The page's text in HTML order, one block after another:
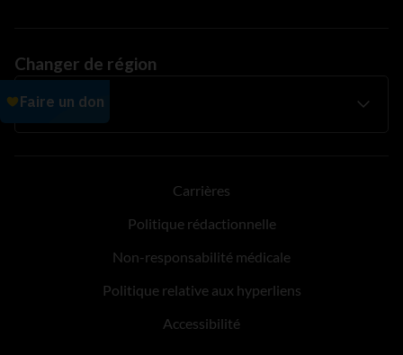
Changer de région
Carrières
Politique rédactionnelle
Non-responsabilité médicale
Politique relative aux hyperliens
Accessibilité